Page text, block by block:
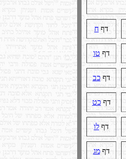
דף ח
דף טו
דף כב
דף כט
דף לו
דףמג